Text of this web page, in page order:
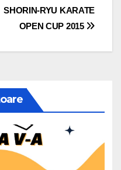
SHORIN-RYU KARATE
OPEN CUP 2015